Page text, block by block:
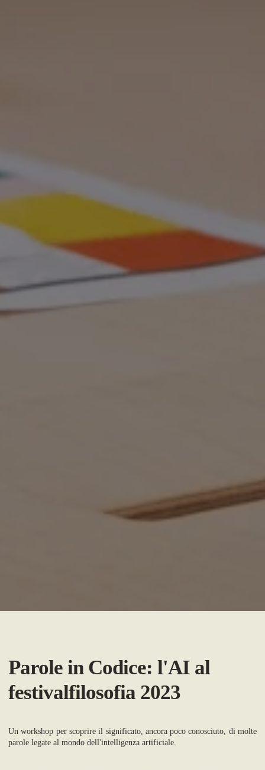
Parole in Codice: l'AI al
festivalfilosofia 2023
Un workshop per scoprire il significato, ancora poco conosciuto, di molte
parole legate al mondo dell'intelligenza artificiale.